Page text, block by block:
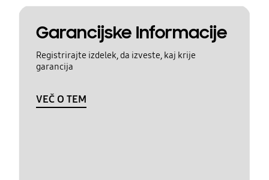
Garancijske Informacije
Registrirajte izdelek, da izveste, kaj krije
garancija
VEČ O TEM